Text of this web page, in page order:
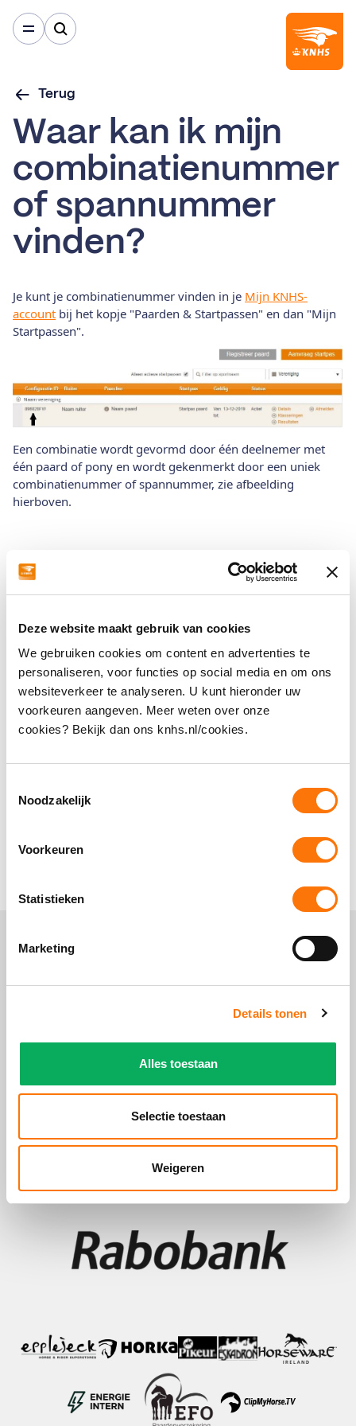
Deze website maakt gebruik van cookies
We gebruiken cookies om content en advertenties te
personaliseren, voor functies op social media en om ons
websiteverkeer te analyseren. U kunt hieronder uw
voorkeuren aangeven. Meer weten over onze
cookies? Bekijk dan ons knhs.nl/cookies.
Noodzakelijk
Voorkeuren
Statistieken
Marketing
Details tonen
Alles toestaan
Selectie toestaan
Weigeren
Terug
Waar kan ik mijn
combinatienummer
of spannummer
vinden?
Je kunt je combinatienummer vinden in je Mijn KNHS-
account bij het kopje "Paarden & Startpassen" en dan "Mijn
Startpassen".
Een combinatie wordt gevormd door één deelnemer met
één paard of pony en wordt gekenmerkt door een uniek
combinatienummer of spannummer, zie afbeelding
hierboven.
Mijn KNHS
Hoe maak ik een account aan in Mijn KNHS?
Hoe registreer ik een nieuw paard in Mijn
KNHS?
Ik kan niet inloggen in Mijn KNHS
doe ik dit?